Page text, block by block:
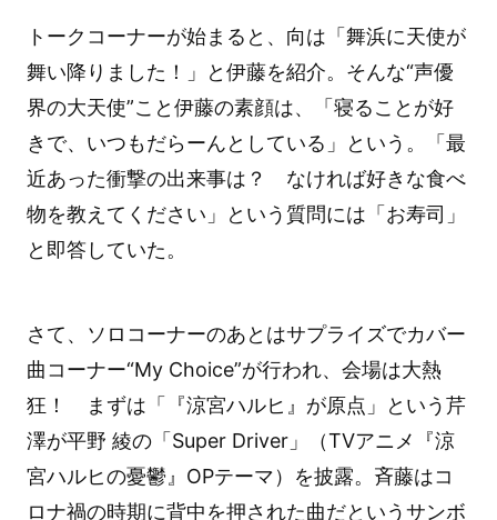
トークコーナーが始まると、向は「舞浜に天使が
舞い降りました！」と伊藤を紹介。そんな“声優
界の大天使”こと伊藤の素顔は、「寝ることが好
きで、いつもだらーんとしている」という。「最
近あった衝撃の出来事は？ なければ好きな食べ
物を教えてください」という質問には「お寿司」
と即答していた。
さて、ソロコーナーのあとはサプライズでカバー
曲コーナー“My Choice”が行われ、会場は大熱
狂！ まずは「『涼宮ハルヒ』が原点」という芹
澤が平野 綾の「Super Driver」（TVアニメ『涼
宮ハルヒの憂鬱』OPテーマ）を披露。斉藤はコ
ロナ禍の時期に背中を押された曲だというサンボ